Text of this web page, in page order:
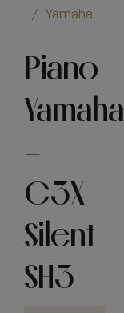
/ Yamaha
Piano
Yamaha
–
C3X
Silent
SH3